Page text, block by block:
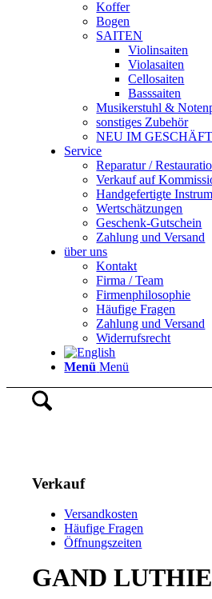
Koffer
Bogen
SAITEN
Violinsaiten
Violasaiten
Cellosaiten
Basssaiten
Musikerstuhl &
sonstiges Zubehör
NEU IM
Service
Reparatur /
Verkauf auf
Handgefertigte
Wertschätzungen
Geschenk-Gutschein
Zahlung und Versand
über uns
Kontakt
Firma / Team
Firmenphilosophie
Häufige Fragen
Zahlung und Versand
Widerrufsrecht
Menü Menü
Verkauf
Versandkosten
Häufige Fragen
Öffnungszeiten
GAND